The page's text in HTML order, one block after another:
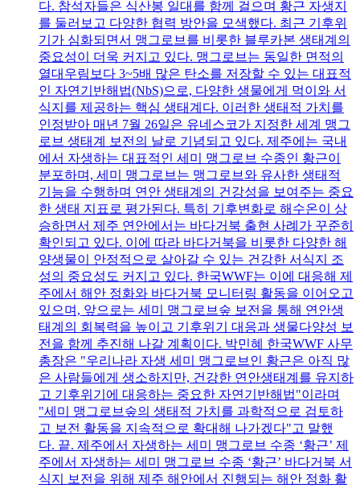
다. 참석자들은 식산봉 일대를 함께 걸으며 황근 자생지
를 둘러보고 다양한 협력 방안을 모색했다. 최근 기후위
기가 심화되면서 맹그로브를 비롯한 블루카본 생태계의
중요성이 더욱 커지고 있다. 맹그로브는 동일한 면적의
열대우림보다 3~5배 많은 탄소를 저장할 수 있는 대표적
인 자연기반해법(NbS)으로, 다양한 생물에게 먹이와 서
식지를 제공하는 핵심 생태계다. 이러한 생태적 가치를
인정받아 매년 7월 26일은 유네스코가 지정한 세계 맹그
로브 생태계 보전의 날로 기념되고 있다. 제주에는 국내
에서 자생하는 대표적인 세미 맹그로브 수종인 황근이
분포하며, 세미 맹그로브는 맹그로브와 유사한 생태적
기능을 수행하며 연안 생태계의 건강성을 보여주는 중요
한 생태 지표로 평가된다. 특히 기후변화로 해수온이 상
승하면서 제주 연안에서는 바다거북 출현 사례가 꾸준히
확인되고 있다. 이에 따라 바다거북을 비롯한 다양한 해
양생물이 안정적으로 살아갈 수 있는 건강한 서식지 조
성의 중요성도 커지고 있다. 한국WWF는 이에 대응해 제
주에서 해안 정화와 바다거북 모니터링 활동을 이어오고
있으며, 앞으로는 세미 맹그로브숲 보전을 통해 연안생
태계의 회복력을 높이고 기후위기 대응과 생물다양성 보
전을 함께 추진해 나갈 계획이다. 박민혜 한국WWF 사무
총장은 "우리나라 자생 세미 맹그로브인 황근은 아직 많
은 사람들에게 생소하지만, 건강한 연안생태계를 유지하
고 기후위기에 대응하는 중요한 자연기반해법"이라며
"세미 맹그로브숲의 생태적 가치를 과학적으로 검토하
고 보전 활동을 지속적으로 확대해 나가겠다"고 말했
다. 끝. 제주에서 자생하는 세미 맹그로브 수종 ‘황근’ 제
주에서 자생하는 세미 맹그로브 수종 ‘황근’ 바다거북 서
식지 보전을 위해 제주 해안에서 진행되는 해안 정화 활